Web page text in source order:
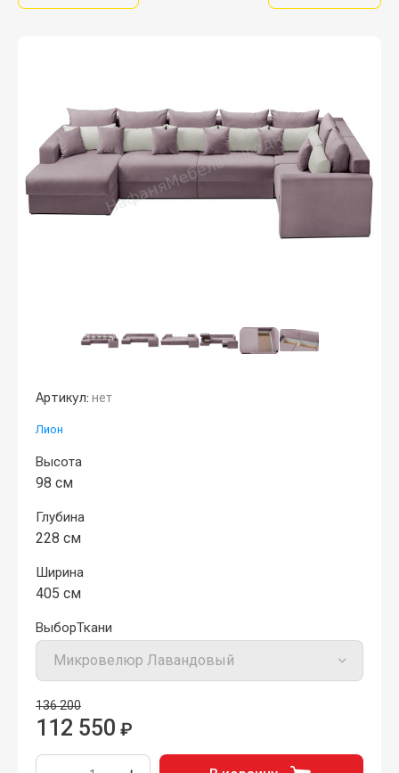
Артикул: нет
Лион
Высота
98 см
Глубина
228 см
Ширина
405 см
ВыборТкани
136 200
112 550 ₽